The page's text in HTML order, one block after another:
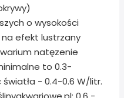
o wysokości
na efekt lustrzany
natęzenie
to 0.3-
- 0.4-0.6 W/litr.